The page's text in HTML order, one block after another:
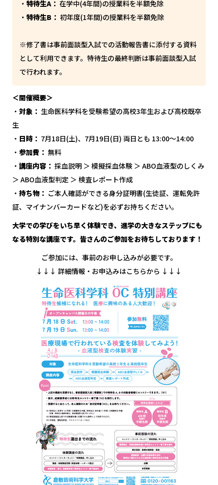
・ 特待生A： 在学中(4年間)の授業料を半額免除
・ 特待生B： 初年度(1年間)の授業料を半額免除
※修了書は事前面談型入試での活動報告書に添付する資料
として利用できます。特待生の最終判断は事前面談型入試
で行われます。
＜開催概要＞
・ 対象： 生命医科学科を受験希望の高校3年生および高校既卒
生
・ 日時： 7月18日(土)、7月19日(日) 両日とも 13:00〜14:00
・ 参加費： 無料
・ 講座内容： 採血説明 ＞ 模擬採血体験 ＞ ABO血液型のしくみ
＞ ABO血液型判定 ＞ 検査レポート作成
・ 持ち物： ご本人確認ができる身分証明書(生徒証、運転免許
証、マイナンバーカードなど)を必ずお持ちください。
大学での学びをいち早く体験でき、進学の大きなステップにも
なる特別な講座です。皆さんのご参加をお待ちしております！
ご参加には、事前のお申し込みが必要です。
↓↓↓ 詳細情報・お申込みはこちらから ↓↓↓